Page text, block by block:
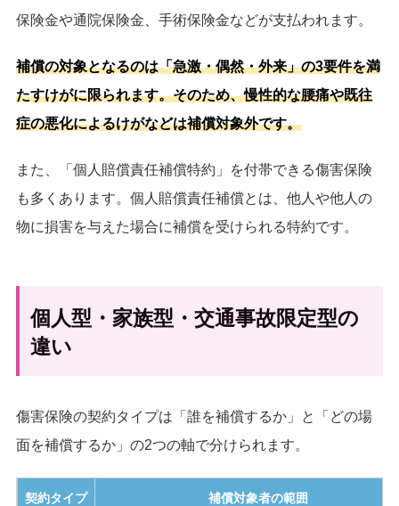
保険金や通院保険金、手術保険金などが支払われます。
補償の対象となるのは「急激・偶然・外来」の3要件を満
たすけがに限られます。そのため、慢性的な腰痛や既往
症の悪化によるけがなどは補償対象外です。
また、「個人賠償責任補償特約」を付帯できる傷害保険
も多くあります。個人賠償責任補償とは、他人や他人の
物に損害を与えた場合に補償を受けられる特約です。
個人型・家族型・交通事故限定型の
違い
傷害保険の契約タイプは「誰を補償するか」と「どの場
面を補償するか」の2つの軸で分けられます。
契約タイプ 補償対象者の範囲